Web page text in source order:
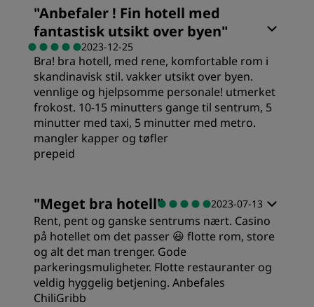
Service
"Anbefaler ! Fin hotell med
fantastisk utsikt over byen"
2023-12-25
Bra! bra hotell, med rene, komfortable rom i
skandinavisk stil. vakker utsikt over byen.
vennlige og hjelpsomme personale! utmerket
frokost. 10-15 minutters gange til sentrum, 5
minutter med taxi, 5 minutter med metro.
mangler kapper og tøfler
prepeid
Verdi
Sovekvalitet
"Meget bra hotell" 2023-07-13
Rent, pent og ganske sentrums nært. Casino
på hotellet om det passer 😃 flotte rom, store
og alt det man trenger. Gode
parkeringsmuligheter. Flotte restauranter og
veldig hyggelig betjening. Anbefales
ChiliGribb